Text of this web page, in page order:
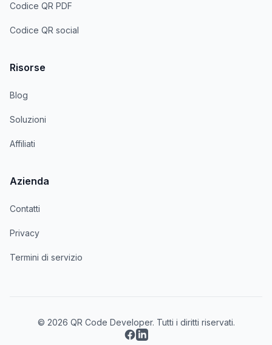
Codice QR PDF
Codice QR social
Risorse
Blog
Soluzioni
Affiliati
Azienda
Contatti
Privacy
Termini di servizio
© 2026 QR Code Developer. Tutti i diritti riservati.